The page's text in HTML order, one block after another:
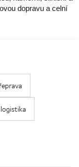
dopravu a celní